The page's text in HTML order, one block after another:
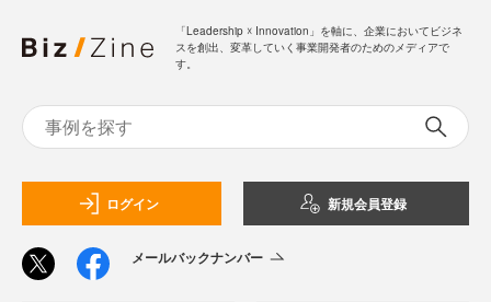
「Leadership ☓ Innovation」を軸に、企業においてビジネ
スを創出、変革していく事業開発者のためのメディアで
す。
ログイン 新規会員登録
メールバックナンバー